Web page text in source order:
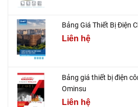
Bảng Giá Thiết Bị Điện
Liên hệ
Bảng giá thiết bị điện
Ominsu
Liên hệ